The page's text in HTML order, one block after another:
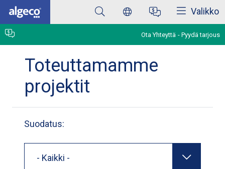
Skip
main
content
Valikko
Ota Yhteyttä Pyydä tarjous
Toteuttamamme
projektit
Suodatus:
- Kaikki -